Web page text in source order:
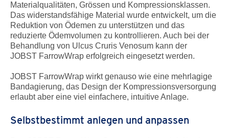
Materialqualitäten, Grössen und Kompressionsklassen.
Das widerstandsfähige Material wurde entwickelt, um die
Reduktion von Ödemen zu unterstützen und das
reduzierte Ödemvolumen zu kontrollieren. Auch bei der
Behandlung von Ulcus Cruris Venosum kann der
JOBST FarrowWrap erfolgreich eingesetzt werden.
JOBST FarrowWrap wirkt genauso wie eine mehrlagige
Bandagierung, das Design der Kompressionsversorgung
erlaubt aber eine viel einfachere, intuitive Anlage.
Selbstbestimmt anlegen und anpassen